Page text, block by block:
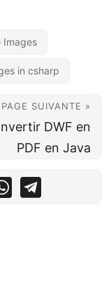
Images
in csharp
PAGE SUIVANTE »
DWF en
PDF en Java